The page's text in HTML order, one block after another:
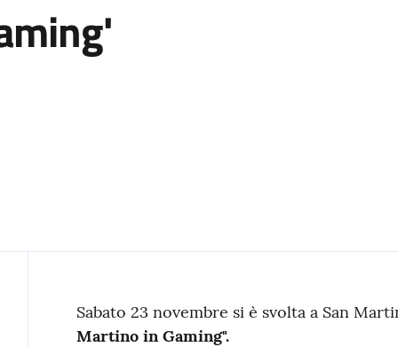
Contenuto
Sabato 23 novembre si è svolta a San
Martino in Gaming".